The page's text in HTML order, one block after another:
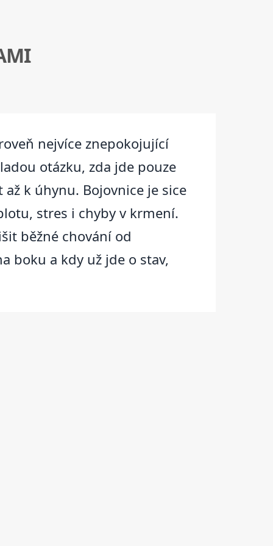
nejvíce znepokojující
otázku, zda jde pouze
k úhynu. Bojovnice je sice
stres i chyby v krmení.
běžné chování od
boku a kdy už jde o stav,